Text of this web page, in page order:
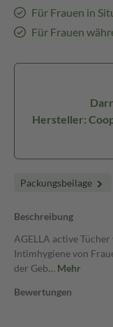
Für Frauen in
Für Frauen
Hersteller:
Packungsbeilage
Beschreibung
AGELLA active
Intimhygiene von
der Geb… Mehr
Bewertungen